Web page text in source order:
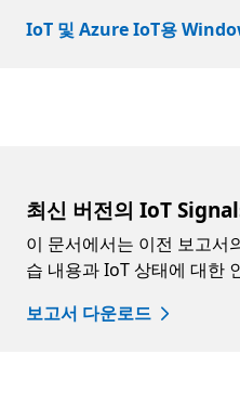
IoT 및 Azure IoT용
최신 버전의 IoT
이 문서에서는 이전 보고서
습 내용과 IoT 상태에 대한
보고서 다운로드